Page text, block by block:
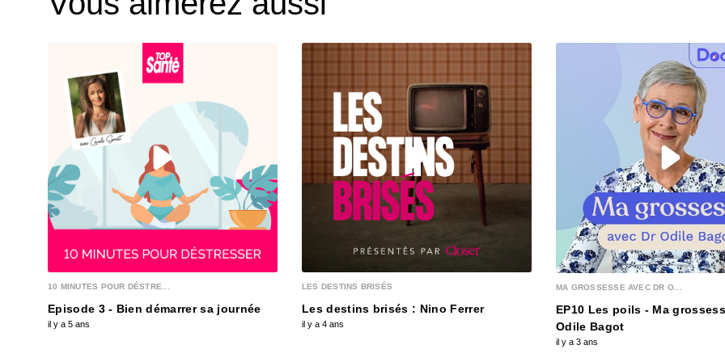
Je
00:21:32
00:19:28
Mort
00:20:34
10 MINUTES POUR DÉSTRE...
Episode 3 - Bien démarrer sa journée
il y a 5 ans
LES DESTINS BRISÉS
Les destins brisés : Nino Ferrer
il y a 4 ans
MA GROSSESSE AVEC DR O...
EP10 Les poils - Ma
Odile Bagot
il y a 3 ans